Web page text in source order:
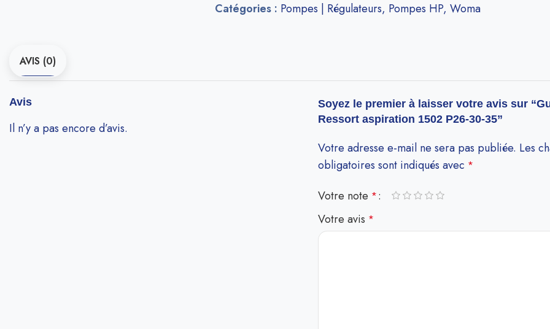
Catégories : Pompes | Régulateurs, Pompes HP,Woma
AVIS (0)
Avis
Il n’y a pas encore d’avis.
Soyez le premier à laisser votre avis sur
Ressort aspiration 1502 P26-30-35”
Votre adresse e-mail ne sera pas publiée. Les
obligatoires sont indiqués avec *
Votre note *
Votre avis *